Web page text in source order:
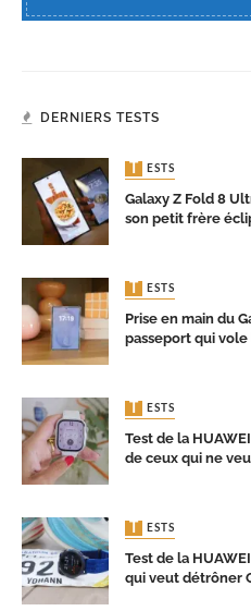
DERNIERS TESTS
TESTS
Galaxy Z Fold 8
son petit frère
TESTS
Prise en main du
passeport qui vole
TESTS
Test de la
de ceux qui ne
TESTS
Test de la
qui veut détrôner